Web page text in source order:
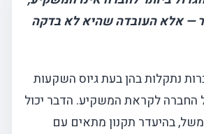
— אלא העובדה שהיא לא בדקה
נתקלות בהן בעת גיוס השקעות
החברה לקראת המשקיע. הדבר יכול
בהיעדר תקנון מתאים עם